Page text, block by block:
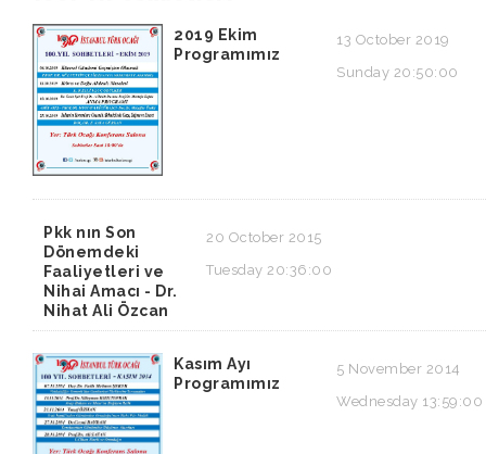
2019 Ekim
Programımız
13 October 2019
Sunday 20:50:00
Pkk nın Son
Dönemdeki
Faaliyetleri ve
Nihai Amacı - Dr.
Nihat Ali Özcan
20 October 2015
Tuesday 20:36:00
Kasım Ayı
Programımız
5 November 2014
Wednesday 13:59:00